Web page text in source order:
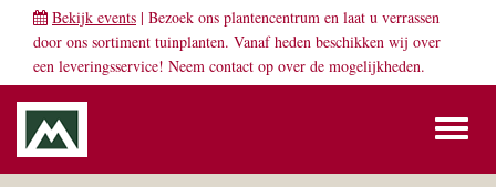
Bekijk events | Bezoek ons plantencentrum en laat u verrassen
door ons sortiment tuinplanten. Vanaf heden beschikken wij over
een leveringsservice! Neem contact op over de mogelijkheden.